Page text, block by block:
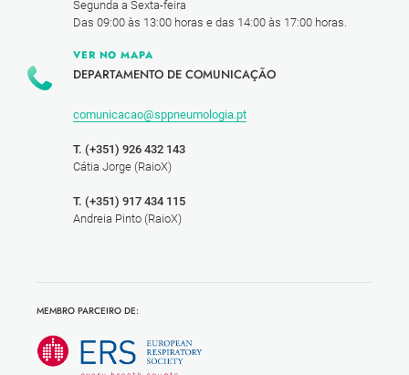
Segunda a Sexta-feira
Das 09:00 às 13:00 horas e das 14:00 às 17:00 horas.
VER NO MAPA
DEPARTAMENTO DE COMUNICAÇÃO
comunicacao@sppneumologia.pt
T. (+351) 926 432 143
Cátia Jorge (RaioX)
T. (+351) 917 434 115
Andreia Pinto (RaioX)
MEMBRO PARCEIRO DE: